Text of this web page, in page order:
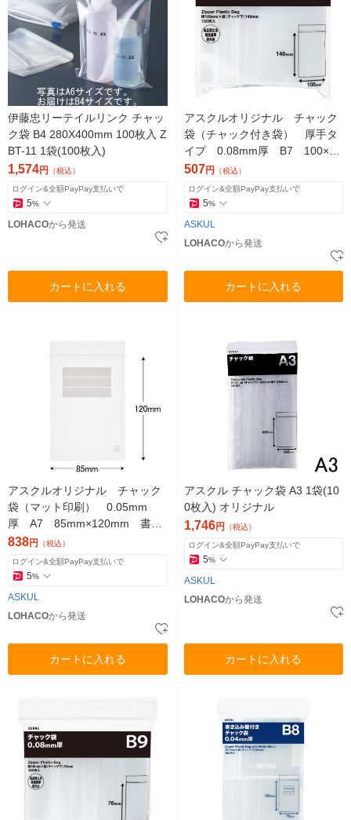
伊藤忠リーテイルリンク チャッ
ク袋 B4 280X400mm 100枚入 Z
BT-11 1袋(100枚入)
1,574円 （税込）
ログイン&全額PayPay支払いで
5%
LOHACOから発送
カートに入れる
アスクルオリジナル チャック
袋（チャック付き袋） 厚手タ
イプ 0.08mm厚 B7 100×14
0mm 1袋（100枚入） オリジ
ナル
507円 （税込）
ログイン&全額PayPay支払いで
5%
ASKUL
LOHACOから発送
カートに入れる
アスクルオリジナル チャック
袋（マット印刷） 0.05mm
厚 A7 85mm×120mm 書き
込み欄付き 1袋（200枚入）
オリジナル
838円 （税込）
ログイン&全額PayPay支払いで
5%
ASKUL
LOHACOから発送
カートに入れる
アスクル チャック袋 A3 1袋(10
0枚入) オリジナル
1,746円 （税込）
ログイン&全額PayPay支払いで
5%
ASKUL
LOHACOから発送
カートに入れる